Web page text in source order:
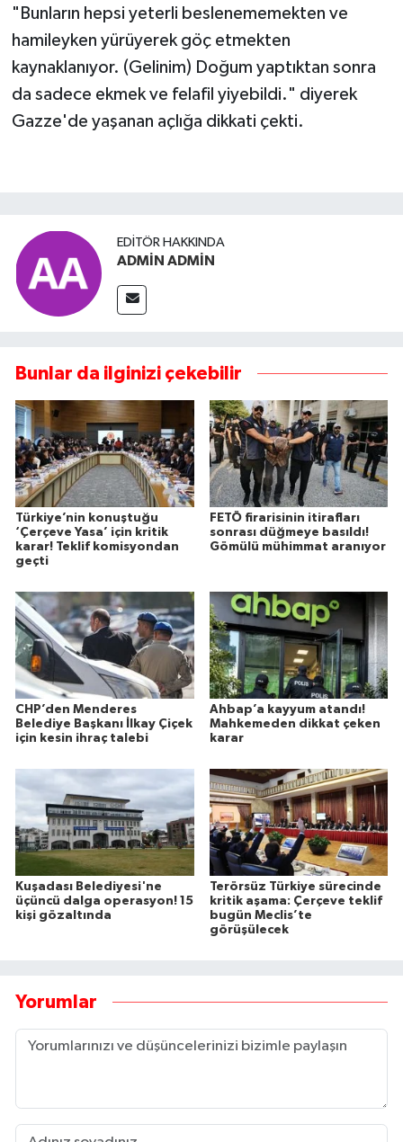
"Bunların hepsi yeterli beslenememekten ve
hamileyken yürüyerek göç etmekten
kaynaklanıyor. (Gelinim) Doğum yaptıktan sonra
da sadece ekmek ve felafil yiyebildi." diyerek
Gazze'de yaşanan açlığa dikkati çekti.
EDITÖR HAKKINDA
ADMİN ADMİN
Bunlar da ilginizi çekebilir
Türkiye’nin konuştuğu
‘Çerçeve Yasa’ için kritik
karar! Teklif komisyondan
geçti
FETÖ firarisinin itirafları
sonrası düğmeye basıldı!
Gömülü mühimmat aranıyor
CHP’den Menderes
Belediye Başkanı İlkay Çiçek
için kesin ihraç talebi
Ahbap’a kayyum atandı!
Mahkemeden dikkat çeken
karar
Kuşadası Belediyesi'ne
üçüncü dalga operasyon! 15
kişi gözaltında
Terörsüz Türkiye sürecinde
kritik aşama: Çerçeve teklif
bugün Meclis’te
görüşülecek
Yorumlar